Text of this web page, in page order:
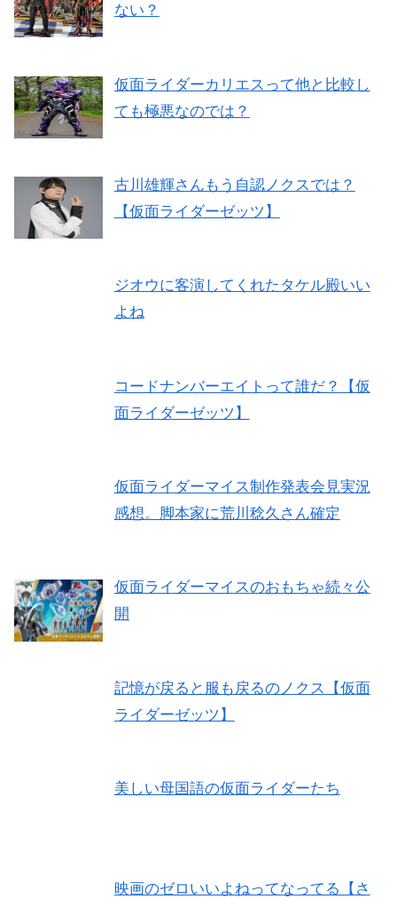
ない？
仮面ライダーカリエスって他と比較し
ても極悪なのでは？
古川雄輝さんもう自認ノクスでは？
【仮面ライダーゼッツ】
ジオウに客演してくれたタケル殿いい
よね
コードナンバーエイトって誰だ？【仮
面ライダーゼッツ】
仮面ライダーマイス制作発表会見実況
感想。脚本家に荒川稔久さん確定
仮面ライダーマイスのおもちゃ続々公
開
記憶が戻ると服も戻るのノクス【仮面
ライダーゼッツ】
美しい母国語の仮面ライダーたち
映画のゼロいいよねってなってる【さ